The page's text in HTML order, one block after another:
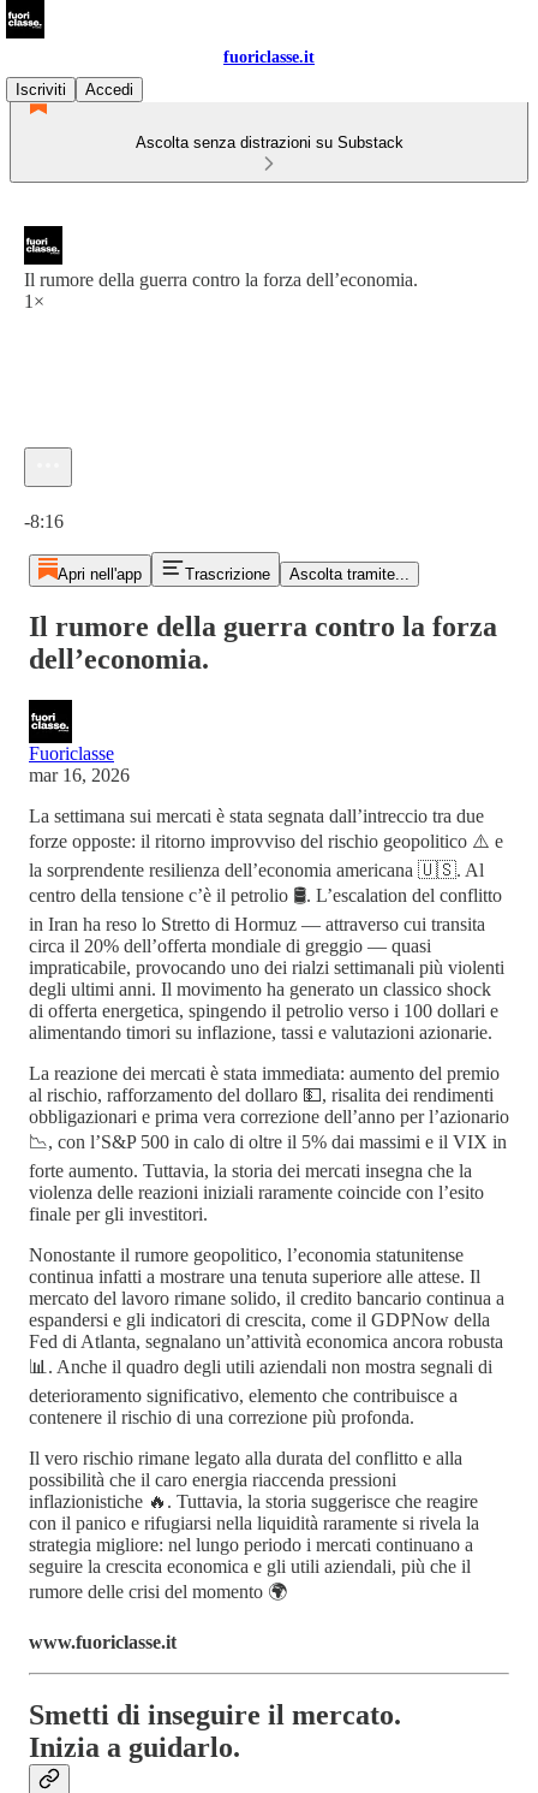
fuoriclasse.it
Iscriviti
Accedi
Ascolta senza distrazioni su Substack
Il rumore della guerra contro la forza dell’economia.
1×
-8:16
Apri nell'app Trascrizione Ascolta tramite...
Il rumore della guerra contro la forza
dell’economia.
Fuoriclasse
mar 16, 2026
La settimana sui mercati è stata segnata dall’intreccio tra due
forze opposte: il ritorno improvviso del rischio geopolitico ⚠️ e
la sorprendente resilienza dell’economia americana 🇺🇸. Al
centro della tensione c’è il petrolio 🛢️. L’escalation del conflitto
in Iran ha reso lo Stretto di Hormuz — attraverso cui transita
circa il 20% dell’offerta mondiale di greggio — quasi
impraticabile, provocando uno dei rialzi settimanali più violenti
degli ultimi anni. Il movimento ha generato un classico shock
di offerta energetica, spingendo il petrolio verso i 100 dollari e
alimentando timori su inflazione, tassi e valutazioni azionarie.
La reazione dei mercati è stata immediata: aumento del premio
al rischio, rafforzamento del dollaro 💵, risalita dei rendimenti
obbligazionari e prima vera correzione dell’anno per l’azionario
📉, con l’S&P 500 in calo di oltre il 5% dai massimi e il VIX in
forte aumento. Tuttavia, la storia dei mercati insegna che la
violenza delle reazioni iniziali raramente coincide con l’esito
finale per gli investitori.
Nonostante il rumore geopolitico, l’economia statunitense
continua infatti a mostrare una tenuta superiore alle attese. Il
mercato del lavoro rimane solido, il credito bancario continua a
espandersi e gli indicatori di crescita, come il GDPNow della
Fed di Atlanta, segnalano un’attività economica ancora robusta
📊. Anche il quadro degli utili aziendali non mostra segnali di
deterioramento significativo, elemento che contribuisce a
contenere il rischio di una correzione più profonda.
Il vero rischio rimane legato alla durata del conflitto e alla
possibilità che il caro energia riaccenda pressioni
inflazionistiche 🔥. Tuttavia, la storia suggerisce che reagire
con il panico e rifugiarsi nella liquidità raramente si rivela la
strategia migliore: nel lungo periodo i mercati continuano a
seguire la crescita economica e gli utili aziendali, più che il
rumore delle crisi del momento 🌍
www.fuoriclasse.it
Smetti di inseguire il mercato.
Inizia a guidarlo.